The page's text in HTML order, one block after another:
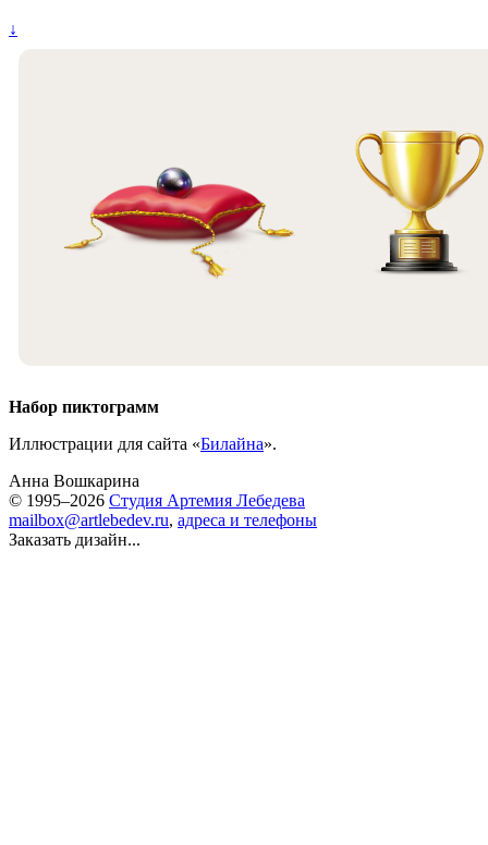
↓
Набор пиктограмм
Иллюстрации для сайта «Билайна».
Анна Вошкарина
© 1995–2026 Студия Артемия Лебедева
mailbox@artlebedev.ru, адреса и телефоны
Заказать дизайн...